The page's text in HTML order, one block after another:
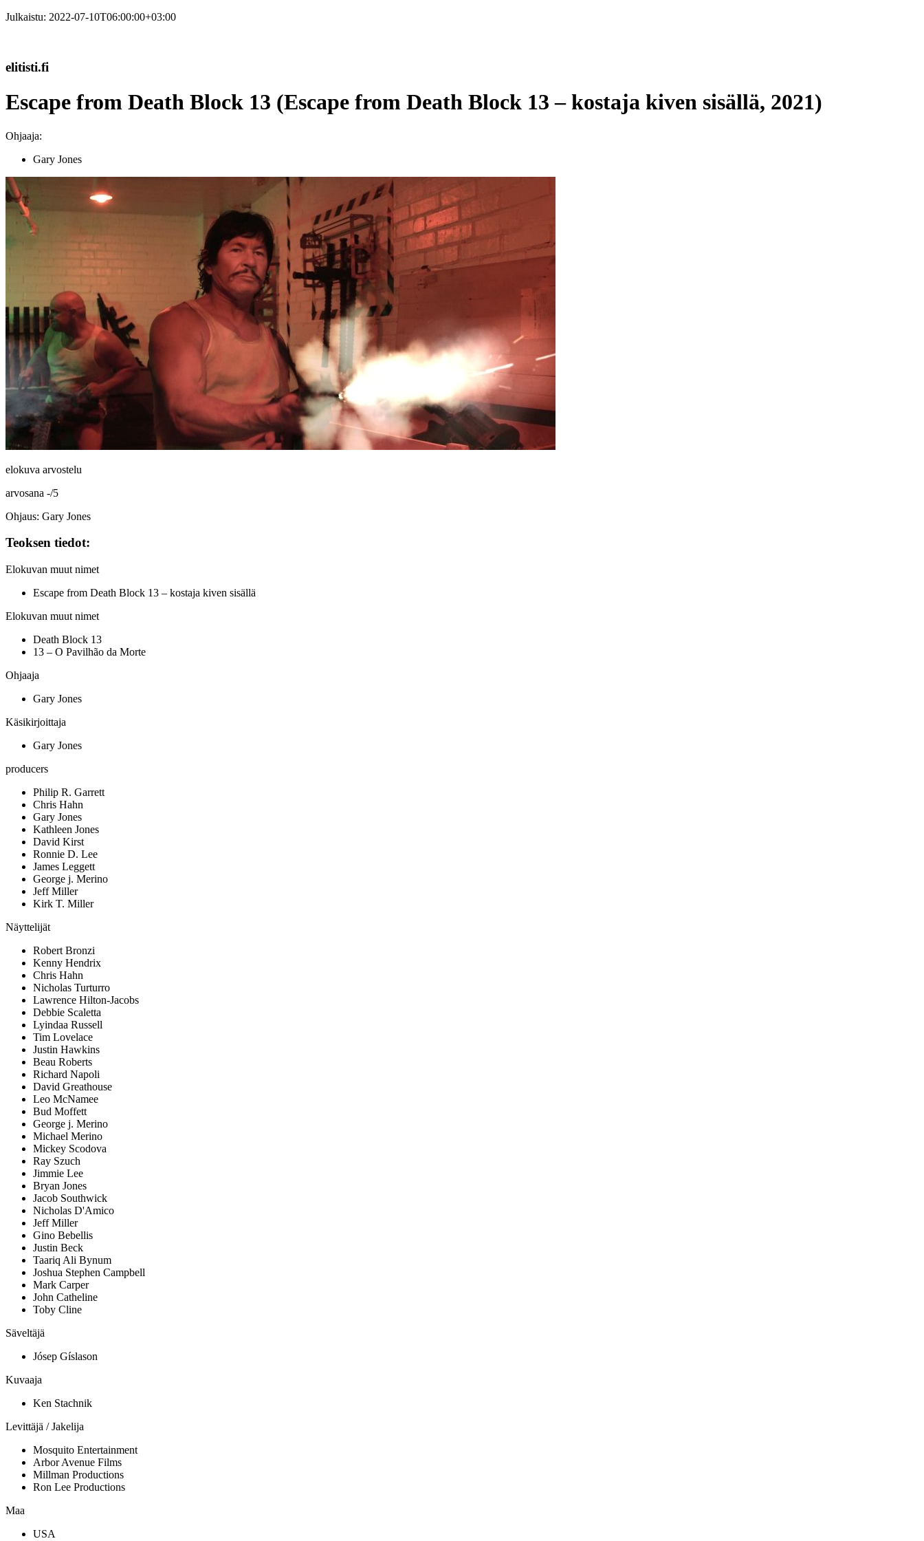
Julkaistu: 2022-07-10T06:00:00+03:00
elitisti.fi
Escape from Death Block 13 (Escape from Death Block 13 – kostaja kiven sisällä, 2021)
Ohjaaja:
Gary Jones
elokuva arvostelu
arvosana -/5
Ohjaus: Gary Jones
Teoksen tiedot:
Elokuvan muut nimet
Escape from Death Block 13 – kostaja kiven sisällä
Elokuvan muut nimet
Death Block 13
13 – O Pavilhão da Morte
Ohjaaja
Gary Jones
Käsikirjoittaja
Gary Jones
producers
Philip R. Garrett
Chris Hahn
Gary Jones
Kathleen Jones
David Kirst
Ronnie D. Lee
James Leggett
George j. Merino
Jeff Miller
Kirk T. Miller
Näyttelijät
Robert Bronzi
Kenny Hendrix
Chris Hahn
Nicholas Turturro
Lawrence Hilton-Jacobs
Debbie Scaletta
Lyindaa Russell
Tim Lovelace
Justin Hawkins
Beau Roberts
Richard Napoli
David Greathouse
Leo McNamee
Bud Moffett
George j. Merino
Michael Merino
Mickey Scodova
Ray Szuch
Jimmie Lee
Bryan Jones
Jacob Southwick
Nicholas D'Amico
Jeff Miller
Gino Bebellis
Justin Beck
Taariq Ali Bynum
Joshua Stephen Campbell
Mark Carper
John Catheline
Toby Cline
Säveltäjä
Jósep Gíslason
Kuvaaja
Ken Stachnik
Levittäjä / Jakelija
Mosquito Entertainment
Arbor Avenue Films
Millman Productions
Ron Lee Productions
Maa
USA